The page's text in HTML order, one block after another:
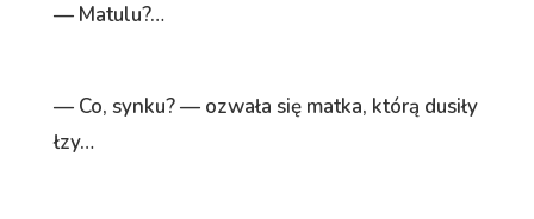
— Matulu?…
— Co, synku? — ozwała się matka, którą dusiły
łzy…